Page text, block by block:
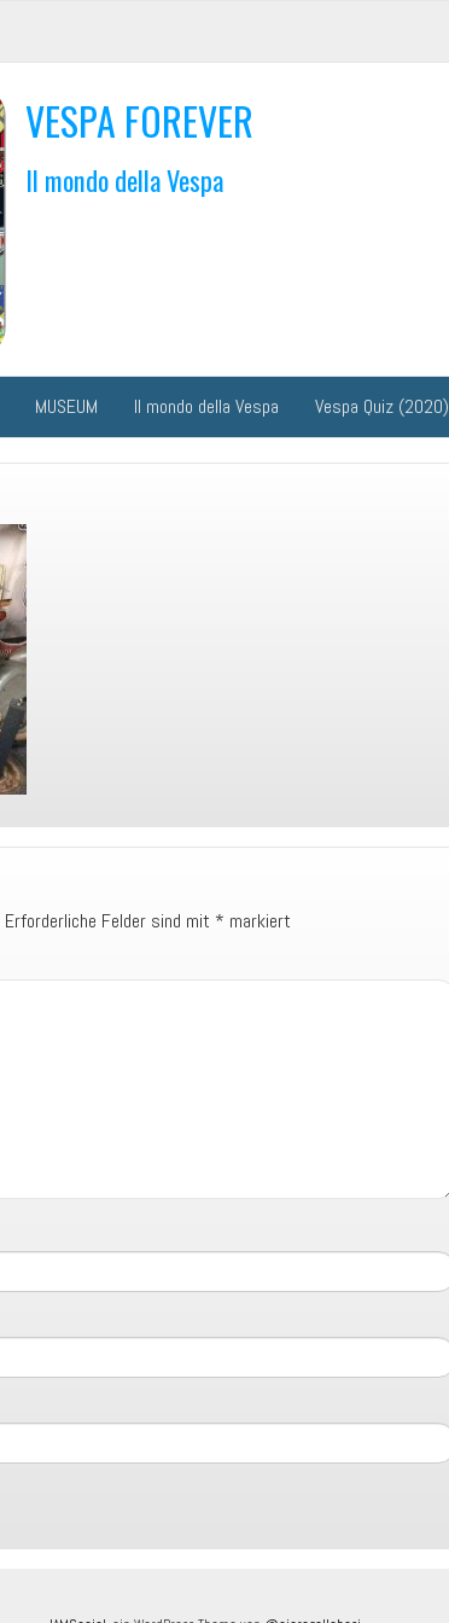
VESPA FOREVER
Il mondo della Vespa
MUSEUM Il mondo della Vespa Vespa Quiz (2020)
Erforderliche Felder sind mit * markiert